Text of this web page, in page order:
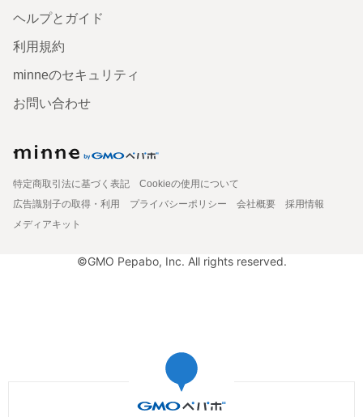
ヘルプとガイド
利用規約
minneのセキュリティ
お問い合わせ
特定商取引法に基づく表記
Cookieの使用について
広告識別子の取得・利用
プライバシーポリシー 会社概要
採用情報
メディアキット
©GMO Pepabo, Inc. All rights reserved.